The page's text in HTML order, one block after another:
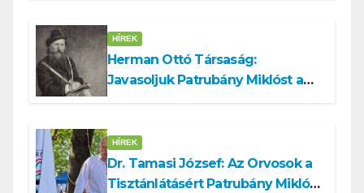
HÍREK
Herman Ottó Társaság:
Javasoljuk Patrubány Miklóst a
HÍREK
Dr. Tamasi József: Az Orvosok a
Tisztánlátásért Patrubány Miklóst